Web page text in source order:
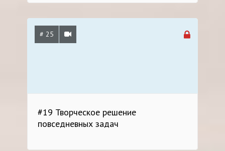
# 25
#19 Творческое решение
повседневных задач